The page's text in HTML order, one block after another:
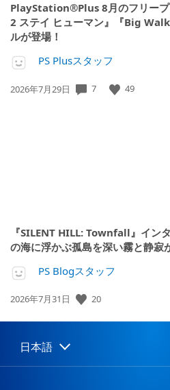
PlayStation®Plus 8月のフリープ
2 ステイ ヒューマン』『Big
ルが登場！
PS Plusスタッフ
公
2026年7月29日 7 49
『SILENT HILL: Townfall』イン
の海に浮かぶ孤島を深い霧と静
PS Blogスタッフ
公
日:
2026年7月31日 20
Select
a
Current
region:
日本語